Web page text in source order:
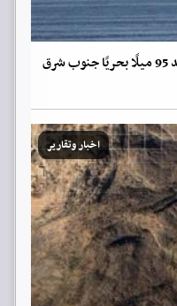
انفجار عنيف بالقرب من سفينة على بُعد 95 ميلًا بحريًا جنوب شرق
اخبار وتقارير